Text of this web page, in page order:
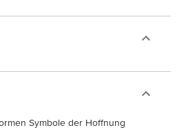
Symbole der Hoffnung